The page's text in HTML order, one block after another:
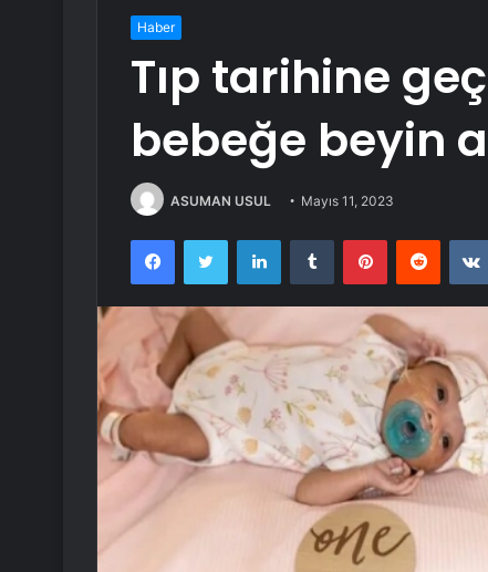
Haber
Tıp tarihine
bebeğe beyin
ASUMAN USUL Mayıs 11, 2023
FacebookTwitter LinkedInTumblr PinterestReddit